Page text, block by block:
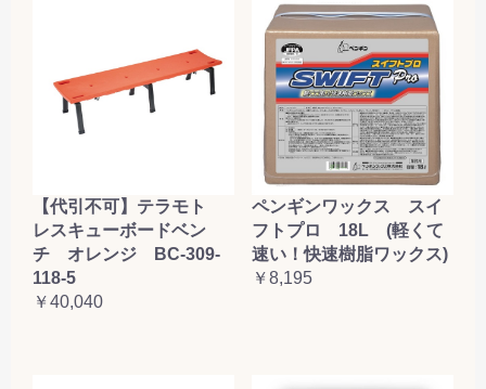
【代引不可】テラモト
レスキューボードベン
チ オレンジ BC-309-
118-5
￥40,040
ペンギンワックス スイ
フトプロ 18L (軽くて
速い！快速樹脂ワックス)
￥8,195